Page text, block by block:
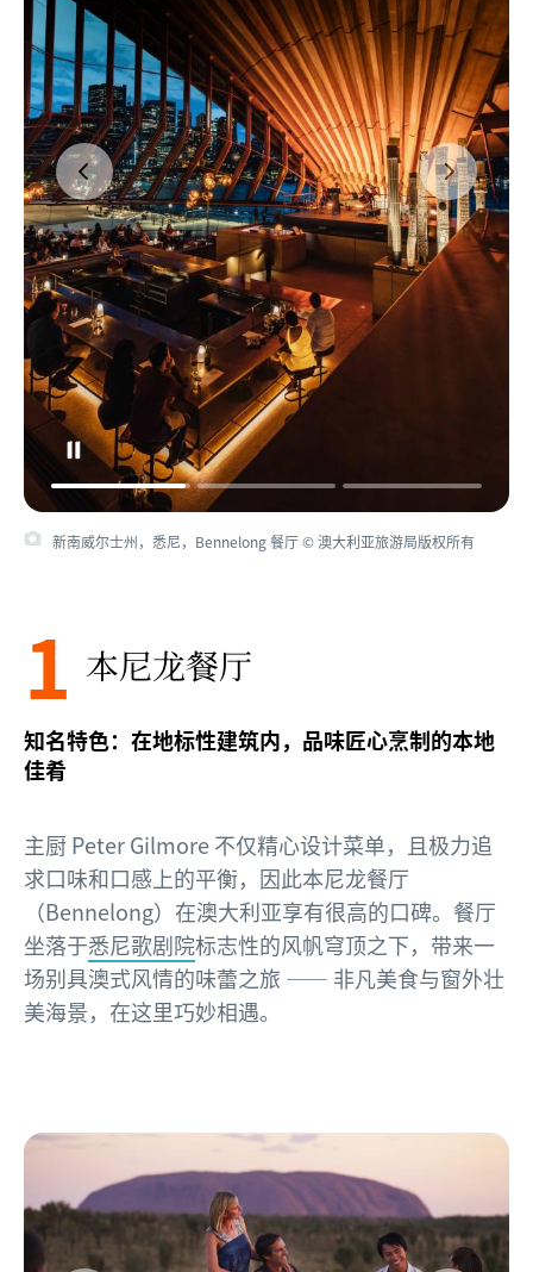
新南威尔士州，悉尼，Bennelong 餐厅 © 新南威尔士州旅游局版权所有
1 本尼龙餐厅
知名特色：在地标性建筑内，品味匠心烹制的本地
佳肴
主厨 Peter Gilmore 不仅精心设计菜单，且极力追
求口味和口感上的平衡，因此本尼龙餐厅
（Bennelong）在澳大利亚享有很高的口碑。餐厅
坐落于悉尼歌剧院标志性的风帆穹顶之下，带来一
场别具澳式风情的味蕾之旅 —— 非凡美食与窗外壮
美海景，在这里巧妙相遇。